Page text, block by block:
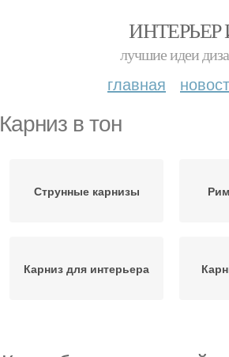
ИНТЕРЬЕР
лучшие идеи
главная
Карниз в тон
Струнные карнизы
Карниз для интерьера